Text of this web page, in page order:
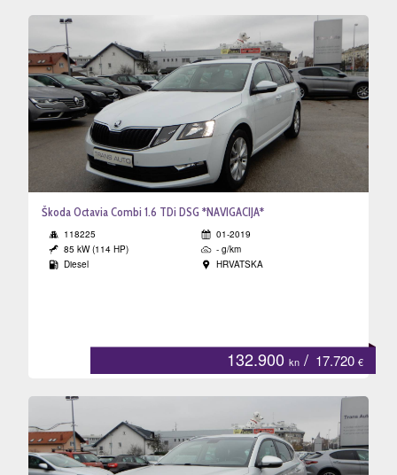
Škoda Octavia Combi 1.6 TDi DSG *NAVIGACIJA*
118225
01-2019
85 kW (114 HP)
- g/km
Diesel
HRVATSKA
132.900 kn / 17.720 €